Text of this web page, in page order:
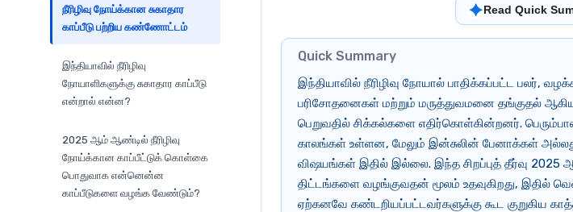
நீரிழிவு நோய்க்கான சுகாதார
காப்பீடு பற்றிய கண்ணோட்டம்
இந்தியாவில் நீரிழிவு
நோயாளிகளுக்கு சுகாதார காப்பீடு
என்றால் என்ன?
2025 ஆம் ஆண்டில் நீரிழிவு
நோய்க்கான காப்பீட்டுக் கொள்கை
பொதுவாக என்னென்ன
காப்பீடுகளை வழங்க வேண்டும்?
✦Read Quick
Quick Summary
இந்தியாவில் நீரிழிவு நோயால் பாதிக்கப்பட்ட பலர்,
பரிசோதனைகள் மற்றும் மருத்துவமனை தங்குதல்
பெறுவதில் சிக்கல்களை எதிர்கொள்கின்றனர்.
காலங்கள் உள்ளன, மேலும் இன்சுலின் பேனாக்கள்
விஷயங்கள் இதில் இல்லை. இந்த சிறப்புத் தீர்வு 2025 ஆம்
திட்டங்களை வழங்குவதன் மூலம் உதவுகிறது, இதில்
ஏற்கனவே கண்டறியப்பட்டவர்களுக்கு கூட குறுகிய